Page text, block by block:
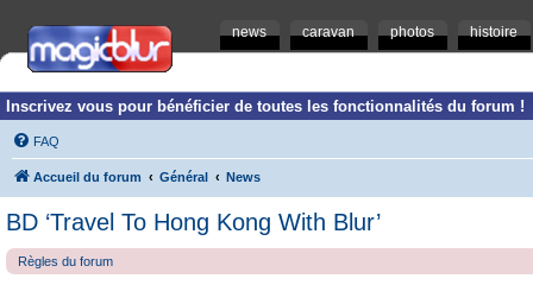
news caravan photos histoire
Inscrivez vous pour bénéficier de toutes les fonctionnalités du forum !
FAQ
Accueil du forum Général News
BD ‘Travel To Hong Kong With Blur’
Règles du forum